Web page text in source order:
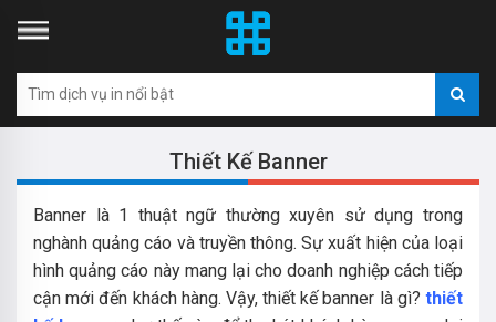
Thiết Kế Banner
Banner là 1 thuật ngữ thường xuyên sử dụng trong
nghành quảng cáo và truyền thông. Sự xuất hiện của loại
hình quảng cáo này mang lại cho doanh nghiệp cách tiếp
cận mới đến khách hàng. Vậy, thiết kế banner là gì? thiết